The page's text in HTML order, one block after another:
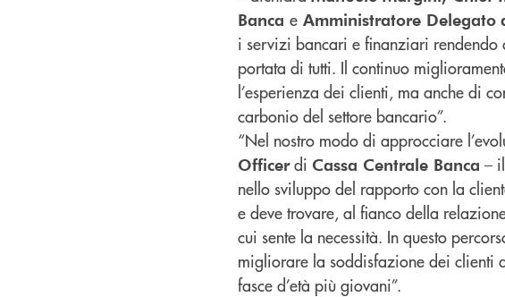
Banca e Amministratore Delegato
i servizi bancari e finanziari rendendo
portata di tutti. Il continuo
l’esperienza dei clienti, ma anche di
carbonio del settore bancario”.
“Nel nostro modo di approcciare
Officerdi Cassa Centrale Banca –
nello sviluppo del rapporto con la
e deve trovare, al fianco della
cui sente la necessità. In questo
migliorare la soddisfazione dei clienti
fasce d’età più giovani”.